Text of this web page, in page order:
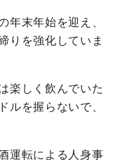
末年始を迎え、
りを強化していま
楽しく飲んでいた
ルを握らないで、
運転による人身事